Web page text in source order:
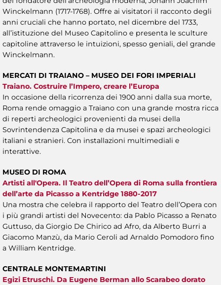
Winckelmann (1717-1768). Offre ai visitatori il racconto degli
anni cruciali che hanno portato, nel dicembre del 1733,
all’istituzione del Museo Capitolino e presenta le sculture
capitoline attraverso le intuizioni, spesso geniali, del grande
Winckelmann.
MERCATI DI TRAIANO – MUSEO DEI FORI IMPERIALI
Traiano. Costruire l’Impero, creare l’Europa
In occasione della ricorrenza dei 1900 anni dalla sua morte,
Roma rende omaggio a Traiano con una grande mostra ricca
di reperti archeologici provenienti da musei della
Sovrintendenza Capitolina e da musei e spazi archeologici
italiani e stranieri. Con installazioni multimediali e
interattive.
MUSEO DI ROMA
Artisti all'Opera. Il Teatro dell’Opera di Roma sulla frontiera
dell’arte da Picasso a Kentridge 1880-2017
Una mostra che celebra il rapporto del Teatro dell’Opera con
i più grandi artisti del Novecento: da Pablo Picasso a Renato
Guttuso, da Giorgio De Chirico ad Afro, da Alberto Burri a
Giacomo Manzù, da Mario Ceroli ad Arnaldo Pomodoro fino
a William Kentridge.
CENTRALE MONTEMARTINI
Egizi Etruschi. Da Eugene Berman allo Scarabeo dorato